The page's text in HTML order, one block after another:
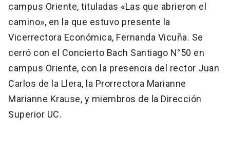
campus Oriente, tituladas «Las que abrieron el
camino», en la que estuvo presente la
Vicerrectora Económica, Fernanda Vicuña. Se
cerró con el Concierto Bach Santiago N°50 en
campus Oriente, con la presencia del rector Juan
Carlos de la Llera, la Prorrectora Marianne
Marianne Krause, y miembros de la Dirección
Superior UC.